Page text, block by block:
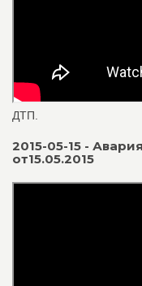
ДТП.
2015-05-15 -
от15.05.2015